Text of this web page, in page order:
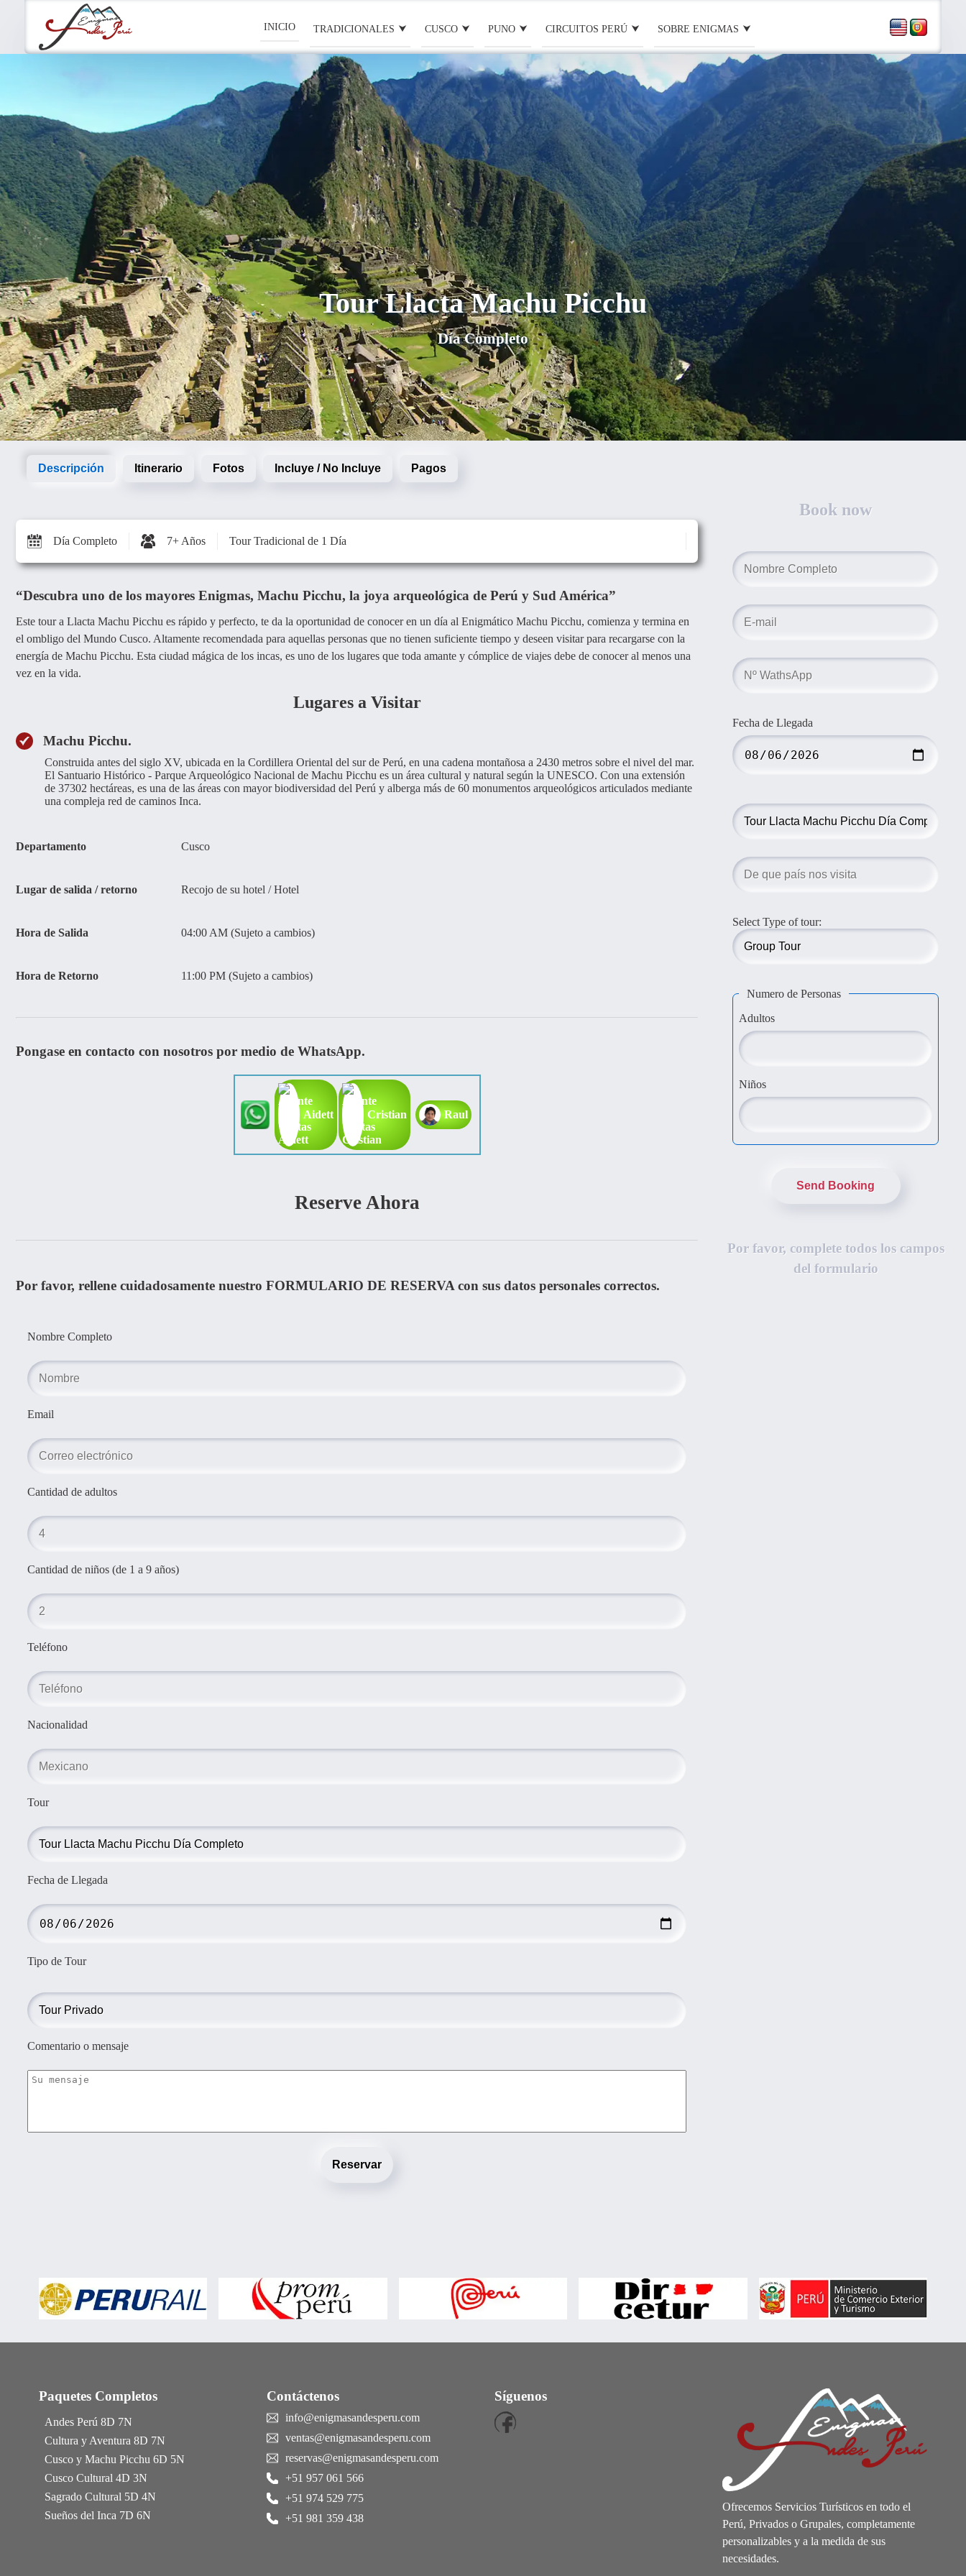
INICIO TRADICIONALES CUSCO PUNO CIRCUITOS PERÚ SOBRE ENIGMAS
Tour Llacta Machu Picchu
Día Completo
Descripción Itinerario Fotos Incluye / No Incluye Pagos
Día Completo 7+ Años Tour Tradicional de 1 Día
“Descubra uno de los mayores Enigmas, Machu Picchu, la joya arqueológica de Perú y Sud América”
Este tour a Llacta Machu Picchu es rápido y perfecto, te da la oportunidad de conocer en un día al Enigmático Machu Picchu, comienza y termina en
el ombligo del Mundo Cusco. Altamente recomendada para aquellas personas que no tienen suficiente tiempo y deseen visitar para recargarse con la
energía de Machu Picchu. Esta ciudad mágica de los incas, es uno de los lugares que toda amante y cómplice de viajes debe de conocer al menos una
vez en la vida.
Lugares a Visitar
Machu Picchu.
Construida antes del siglo XV, ubicada en la Cordillera Oriental del sur de Perú, en una cadena montañosa a 2430 metros sobre el nivel del mar.
El Santuario Histórico - Parque Arqueológico Nacional de Machu Picchu es un área cultural y natural según la UNESCO. Con una extensión
de 37302 hectáreas, es una de las áreas con mayor biodiversidad del Perú y alberga más de 60 monumentos arqueológicos articulados mediante
una compleja red de caminos Inca.
Departamento Cusco
Lugar de salida / retorno Recojo de su hotel / Hotel
Hora de Salida 04:00 AM (Sujeto a cambios)
Hora de Retorno 11:00 PM (Sujeto a cambios)
Pongase en contacto con nosotros por medio de WhatsApp.
Aidett Cristian Raul
Reserve Ahora
Por favor, rellene cuidadosamente nuestro FORMULARIO DE RESERVA con sus datos personales correctos.
Nombre Completo
Email
Cantidad de adultos
Cantidad de niños (de 1 a 9 años)
Teléfono
Nacionalidad
Tour
Fecha de Llegada
Tipo de Tour
Comentario o mensaje
Reservar
Book now
Fecha de Llegada
Select Type of tour:
Numero de Personas
Adultos
Niños
Send Booking
Por favor, complete todos los campos
del formulario
Paquetes Completos
Andes Perú 8D 7N
Cultura y Aventura 8D 7N
Cusco y Machu Picchu 6D 5N
Cusco Cultural 4D 3N
Sagrado Cultural 5D 4N
Sueños del Inca 7D 6N
Contáctenos
info@enigmasandesperu.com
ventas@enigmasandesperu.com
reservas@enigmasandesperu.com
+51 957 061 566
+51 974 529 775
+51 981 359 438
Síguenos
Ofrecemos Servicios Turísticos en todo el
Perú, Privados o Grupales, completamente
personalizables y a la medida de sus
necesidades.